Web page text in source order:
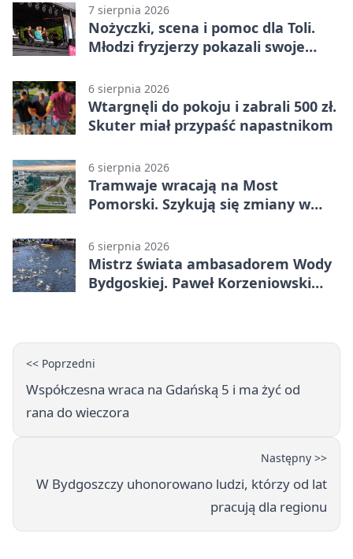
7 sierpnia 2026
Nożyczki, scena i pomoc dla Toli.
Młodzi fryzjerzy pokazali swoje
6 sierpnia 2026
Wtargnęli do pokoju i zabrali 500 zł.
Skuter miał przypaść napastnikom
6 sierpnia 2026
Tramwaje wracają na Most
Pomorski. Szykują się zmiany w
6 sierpnia 2026
Mistrz świata ambasadorem Wody
Bydgoskiej. Paweł Korzeniowski
<< Poprzedni
Współczesna wraca na Gdańską 5 i ma żyć od
rana do wieczora
Następny >>
W Bydgoszczy uhonorowano ludzi, którzy od lat
pracują dla regionu